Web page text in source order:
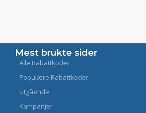
Mest brukte sider
Alle Rabattkoder
Populære Rabattkoder
Utgående
Kampanjer